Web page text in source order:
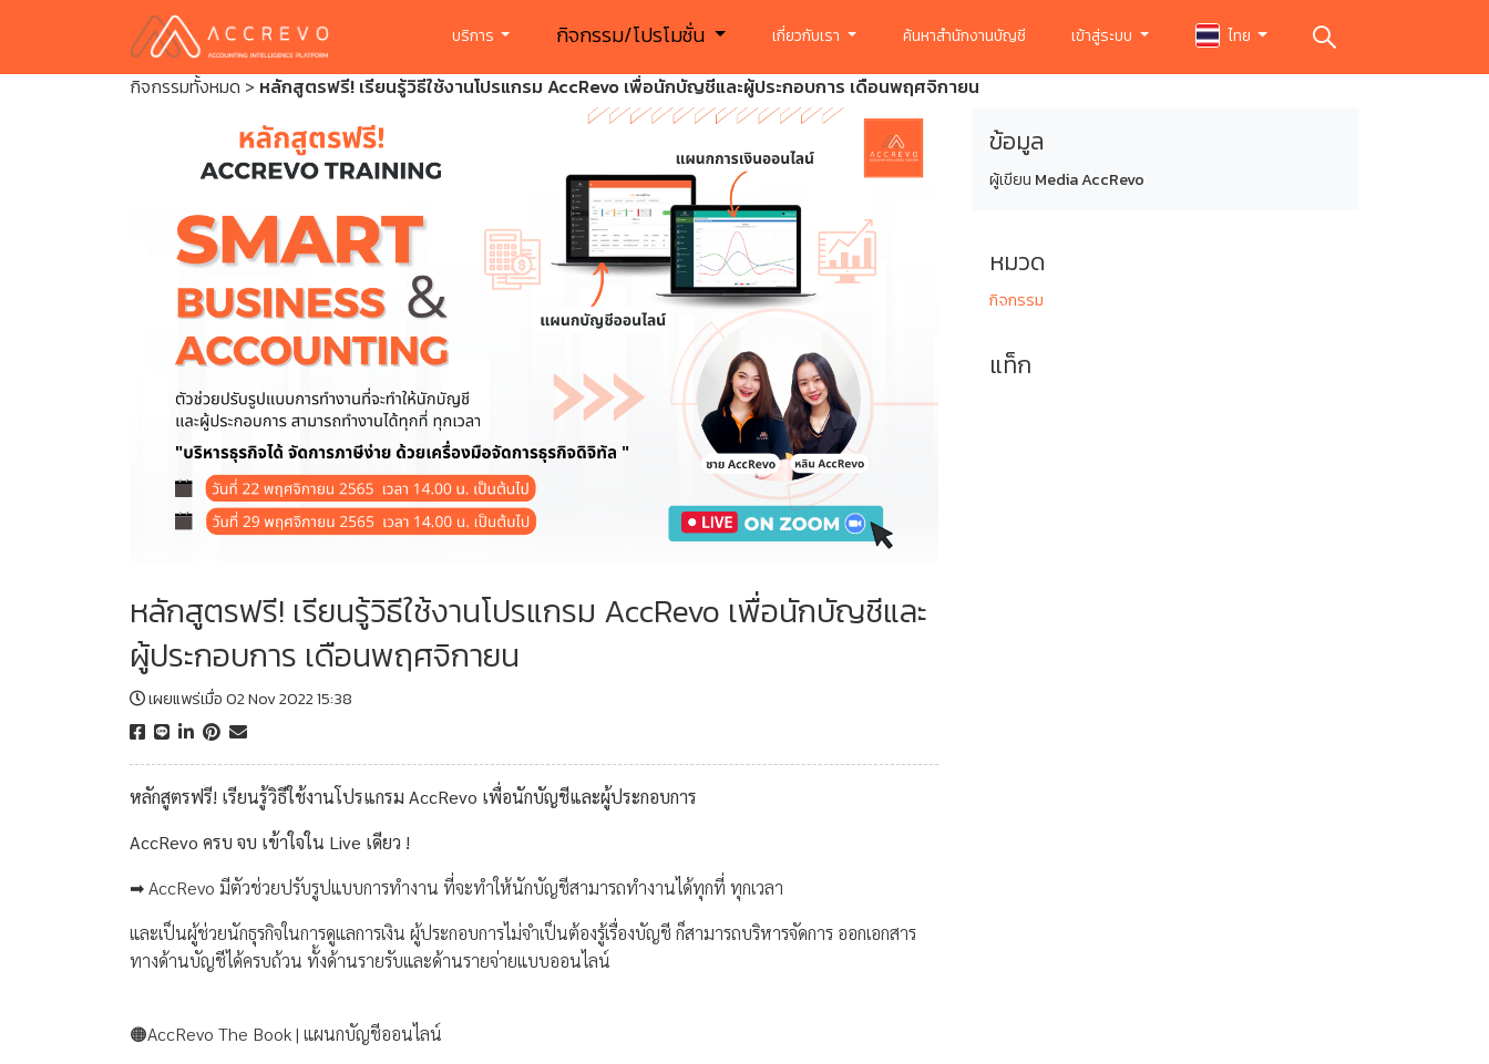
บริการ กิจกรรม/โปรโมชั่น เกี่ยวกับเรา ค้นหาสำนักงานบัญชี เข้าสู่ระบบ ไทย
กิจกรรมทั้งหมด > หลักสูตรฟรี! เรียนรู้วิธีใช้งานโปรแกรม AccRevo เพื่อนักบัญชีและผู้ประกอบการ เดือนพฤศจิกายน
หลักสูตรฟรี! เรียนรู้วิธีใช้งานโปรแกรม AccRevo เพื่อนักบัญชีและ
ผู้ประกอบการ เดือนพฤศจิกายน
เผยแพร่เมื่อ 02 Nov 2022 15:38
หลักสูตรฟรี! เรียนรู้วิธีใช้งานโปรแกรม AccRevo เพื่อนักบัญชีและผู้ประกอบการ
AccRevo ครบ จบ เข้าใจใน Live เดียว !
➡ AccRevo มีตัวช่วยปรับรูปแบบการทำงาน ที่จะทำให้นักบัญชีสามารถทำงานได้ทุกที่ ทุกเวลา
และเป็นผู้ช่วยนักธุรกิจในการดูแลการเงิน ผู้ประกอบการไม่จำเป็นต้องรู้เรื่องบัญชี ก็สามารถบริหารจัดการ ออกเอกสาร
ทางด้านบัญชีได้ครบถ้วน ทั้งด้านรายรับและด้านรายจ่ายแบบออนไลน์
🟠AccRevo The Book | แผนกบัญชีออนไลน์
ข้อมูล
ผู้เขียน Media AccRevo
หมวด
กิจกรรม
แท็ก